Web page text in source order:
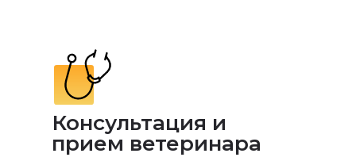
Консультация и
прием ветеринара